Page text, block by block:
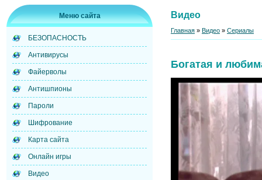
Меню сайта
БЕЗОПАСНОСТЬ
Антивирусы
Файерволы
Антишпионы
Пароли
Шифрование
Карта сайта
Онлайн игры
Видео
Видео
Главная » Видео » Сериалы
Богатая и